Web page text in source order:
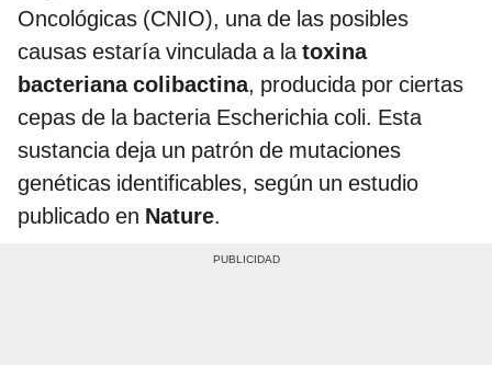
Oncológicas (CNIO), una de las posibles
causas estaría vinculada a latoxina
bacteriana colibactina, producida por ciertas
cepas de la bacteria Escherichia coli. Esta
sustancia deja un patrón de mutaciones
genéticas identificables, según un estudio
publicado en Nature.